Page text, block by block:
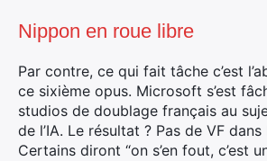
Nippon en roue libre
Par contre, ce qui fait tâche c’est
ce sixième opus. Microsoft s’est
studios de doublage français au
de l’IA. Le résultat ? Pas de VF
Certains diront “on s’en fout, c’est